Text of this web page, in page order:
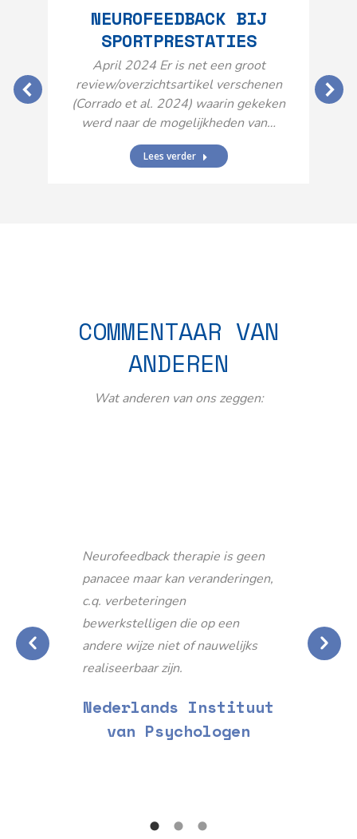
NEUROFEEDBACK BIJ
SPORTPRESTATIES
April 2024 Er is net een groot
review/overzichtsartikel verschenen
(Corrado et al. 2024) waarin gekeken
werd naar de mogelijkheden van…
Lees verder
COMMENTAAR VAN
ANDEREN
Wat anderen van ons zeggen:
Neurofeedback therapie is geen
panacee maar kan veranderingen,
c.q. verbeteringen
bewerkstelligen die op een
andere wijze niet of nauwelijks
realiseerbaar zijn.
Nederlands Instituut
van Psychologen